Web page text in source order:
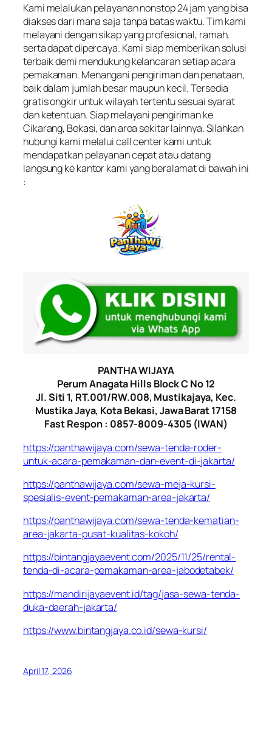
Kami melalukan pelayanan nonstop 24 jam yang bisa
diakses dari mana saja tanpa batas waktu. Tim kami
melayani dengan sikap yang profesional, ramah,
serta dapat dipercaya. Kami siap memberikan solusi
terbaik demi mendukung kelancaran setiap acara
pemakaman. Menangani pengiriman dan penataan,
baik dalam jumlah besar maupun kecil. Tersedia
gratis ongkir untuk wilayah tertentu sesuai syarat
dan ketentuan. Siap melayani pengiriman ke
Cikarang, Bekasi, dan area sekitar lainnya. Silahkan
hubungi kami melalui call center kami untuk
mendapatkan pelayanan cepat atau datang
langsung ke kantor kami yang beralamat di bawah ini
:
PANTHA WIJAYA
Perum Anagata Hills Block C No 12
Jl. Siti 1, RT.001/RW.008, Mustikajaya, Kec.
Mustika Jaya, Kota Bekasi, Jawa Barat 17158
Fast Respon : 0857-8009-4305 (IWAN)
https://panthawijaya.com/sewa-tenda-roder-
untuk-acara-pemakaman-dan-event-di-jakarta/
https://panthawijaya.com/sewa-meja-kursi-
spesialis-event-pemakaman-area-jakarta/
https://panthawijaya.com/sewa-tenda-kematian-
area-jakarta-pusat-kualitas-kokoh/
https://bintangjayaevent.com/2025/11/25/rental-
tenda-di-acara-pemakaman-area-jabodetabek/
https://mandirijayaevent.id/tag/jasa-sewa-tenda-
duka-daerah-jakarta/
https://www.bintangjaya.co.id/sewa-kursi/
April 17, 2026